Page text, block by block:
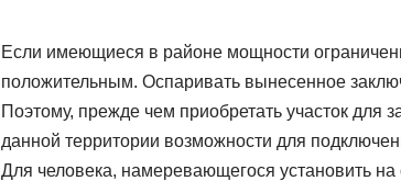
Если имеющиеся в районе мощности
положительным. Оспаривать вынесенное
Поэтому, прежде чем приобретать участок для
данной территории возможности для
Для человека, намеревающегося установить